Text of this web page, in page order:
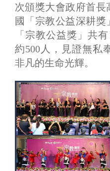
次頒獎大會政府首長
國「宗教公益深耕獎
「宗教公益獎」共
約500人，見證無私
非凡的生命光輝。